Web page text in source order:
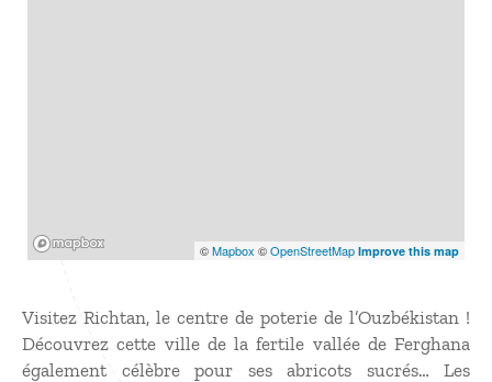
©Mapbox ©OpenStreetMap Improve this map
Visitez Richtan, le centre de poterie de l’Ouzbékistan !
Découvrez cette ville de la fertile vallée de Ferghana
également célèbre pour ses abricots sucrés… Les